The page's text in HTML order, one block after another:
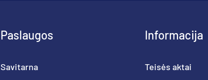
Paslaugos
Savitarna
Informacija
Teisės aktai